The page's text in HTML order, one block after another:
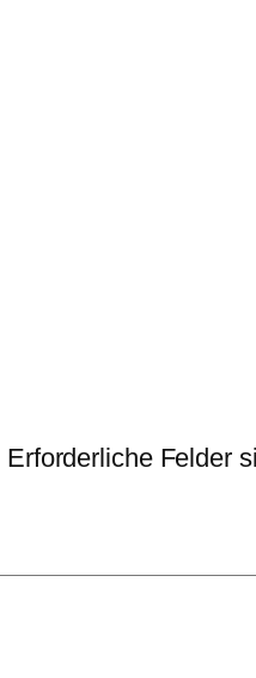
Erforderliche Felder